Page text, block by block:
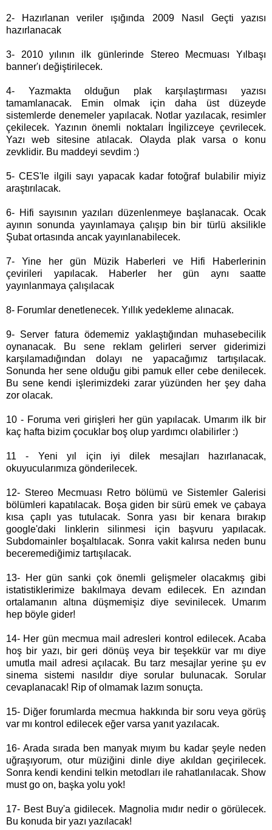
2- Hazırlanan veriler ışığında 2009 Nasıl Geçti yazısı
hazırlanacak
3- 2010 yılının ilk günlerinde Stereo Mecmuası Yılbaşı
banner'ı değiştirilecek.
4- Yazmakta olduğun plak karşılaştırması yazısı
tamamlanacak. Emin olmak için daha üst düzeyde
sistemlerde denemeler yapılacak. Notlar yazılacak, resimler
çekilecek. Yazının önemli noktaları İngilizceye çevrilecek.
Yazı web sitesine atılacak. Olayda plak varsa o konu
zevklidir. Bu maddeyi sevdim :)
5- CES'le ilgili sayı yapacak kadar fotoğraf bulabilir miyiz
araştırılacak.
6- Hifi sayısının yazıları düzenlenmeye başlanacak. Ocak
ayının sonunda yayınlamaya çalışıp bin bir türlü aksilikle
Şubat ortasında ancak yayınlanabilecek.
7- Yine her gün Müzik Haberleri ve Hifi Haberlerinin
çevirileri yapılacak. Haberler her gün aynı saatte
yayınlanmaya çalışılacak
8- Forumlar denetlenecek. Yıllık yedekleme alınacak.
9- Server fatura ödememiz yaklaştığından muhasebecilik
oynanacak. Bu sene reklam gelirleri server giderimizi
karşılamadığından dolayı ne yapacağımız tartışılacak.
Sonunda her sene olduğu gibi pamuk eller cebe denilecek.
Bu sene kendi işlerimizdeki zarar yüzünden her şey daha
zor olacak.
10 - Foruma veri girişleri her gün yapılacak. Umarım ilk bir
kaç hafta bizim çocuklar boş olup yardımcı olabilirler :)
11 - Yeni yıl için iyi dilek mesajları hazırlanacak,
okuyucularımıza gönderilecek.
12- Stereo Mecmuası Retro bölümü ve Sistemler Galerisi
bölümleri kapatılacak. Boşa giden bir sürü emek ve çabaya
kısa çaplı yas tutulacak. Sonra yası bir kenara bırakıp
google'daki linklerin silinmesi için başvuru yapılacak.
Subdomainler boşaltılacak. Sonra vakit kalırsa neden bunu
beceremediğimiz tartışılacak.
13- Her gün sanki çok önemli gelişmeler olacakmış gibi
istatistiklerimize bakılmaya devam edilecek. En azından
ortalamanın altına düşmemişiz diye sevinilecek. Umarım
hep böyle gider!
14- Her gün mecmua mail adresleri kontrol edilecek. Acaba
hoş bir yazı, bir geri dönüş veya bir teşekkür var mı diye
umutla mail adresi açılacak. Bu tarz mesajlar yerine şu ev
sinema sistemi nasıldır diye sorular bulunacak. Sorular
cevaplanacak! Rip of olmamak lazım sonuçta.
15- Diğer forumlarda mecmua hakkında bir soru veya görüş
var mı kontrol edilecek eğer varsa yanıt yazılacak.
16- Arada sırada ben manyak mıyım bu kadar şeyle neden
uğraşıyorum, otur müziğini dinle diye akıldan geçirilecek.
Sonra kendi kendini telkin metodları ile rahatlanılacak. Show
must go on, başka yolu yok!
17- Best Buy'a gidilecek. Magnolia mıdır nedir o görülecek.
Bu konuda bir yazı yazılacak!